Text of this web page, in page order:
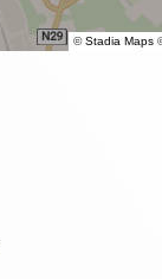
©Stadia Maps